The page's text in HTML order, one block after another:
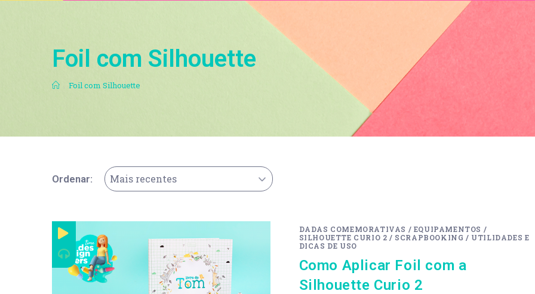
Foil com Silhouette
. Foil com Silhouette
Ordenar: Mais recentes
DADAS COMEMORATIVAS / EQUIPAMENTOS /
SILHOUETTE CURIO 2 / SCRAPBOOKING / UTILIDADES E
DICAS DE USO
Como Aplicar Foil com a
Silhouette Curio 2